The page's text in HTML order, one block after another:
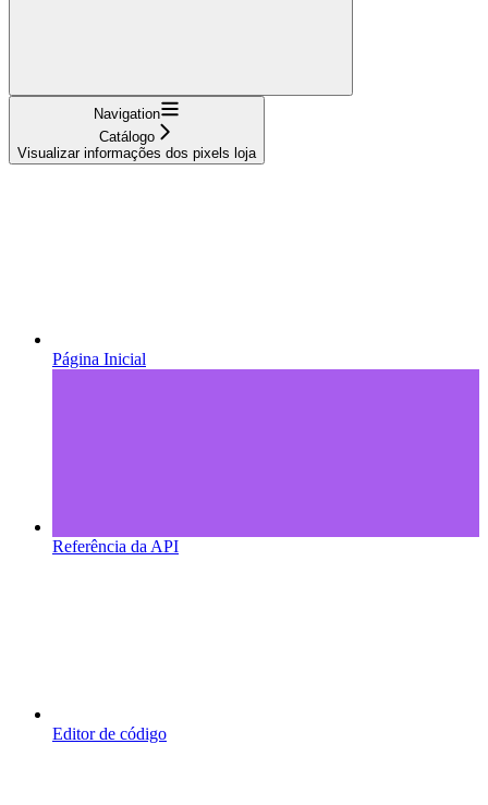
Navigation
Catálogo
Visualizar informações dos pixels loja
Página Inicial
Referência da API
Editor de código